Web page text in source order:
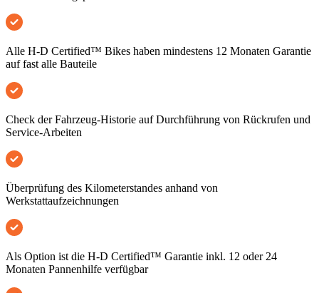
Alle H-D Certified™ Bikes haben mindestens 12 Monaten Garantie
auf fast alle Bauteile
Check der Fahrzeug-Historie auf Durchführung von Rückrufen und
Service-Arbeiten
Überprüfung des Kilometerstandes anhand von
Werkstattaufzeichnungen
Als Option ist die H-D Certified™ Garantie inkl. 12 oder 24
Monaten Pannenhilfe verfügbar